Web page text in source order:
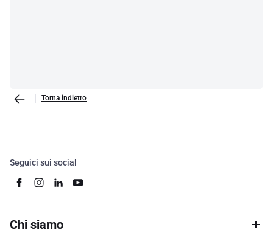
Torna indietro
Seguici sui social
Chi siamo